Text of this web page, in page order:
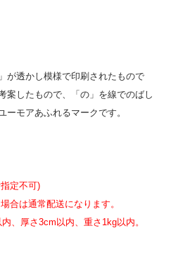
が透かし模様で印刷されたもので
案したもので、「の」を線でのばし
モアあふれるマークです。
定不可)
合は通常配送になります。
、厚さ3cm以内、重さ1kg以内。